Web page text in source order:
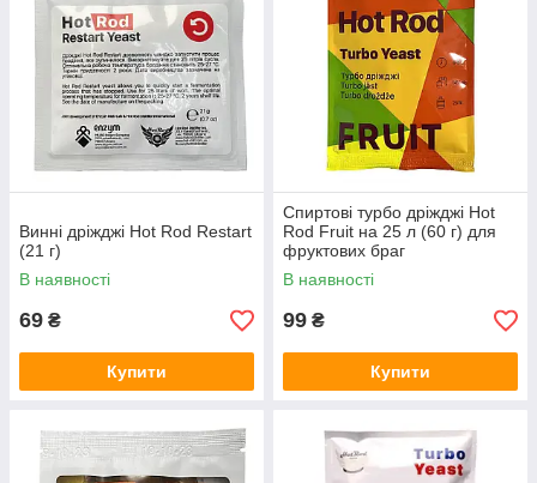
Винні дріжджі Hot Rod Restart
(21 г)
В наявності
69 ₴
Купити
Спиртові турбо дріжджі Hot
Rod Fruit на 25 л (60 г) для
фруктових браг
В наявності
99 ₴
Купити